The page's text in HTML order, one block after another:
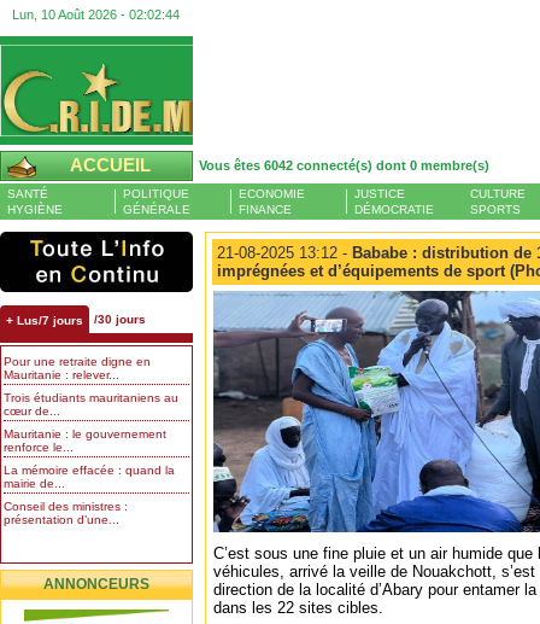
Lun, 10 Août 2026 - 02:02:47
ACCUEIL Vous êtes 6042 connecté(s) dont 0 membre(s)
SANTÉ
HYGIÈNE
POLITIQUE
GÉNÉRALE
ECONOMIE
FINANCE
JUSTICE
DÉMOCRATIE
CULTURE
SPORTS
+ Lus/7 jours /30 jours
Pour une retraite digne en
Mauritanie : relever...
Trois étudiants mauritaniens au
cœur de...
Mauritanie : le gouvernement
renforce le...
La mémoire effacée : quand la
mairie de...
Conseil des ministres :
présentation d’une...
ANNONCEURS
21-08-2025 13:12 - Bababe : distribution de
imprégnées et d’équipements de sport
C’est sous une fine pluie et un air humide que
véhicules, arrivé la veille de Nouakchott,
direction de la localité d’Abary pour entamer
dans les 22 sites cibles.